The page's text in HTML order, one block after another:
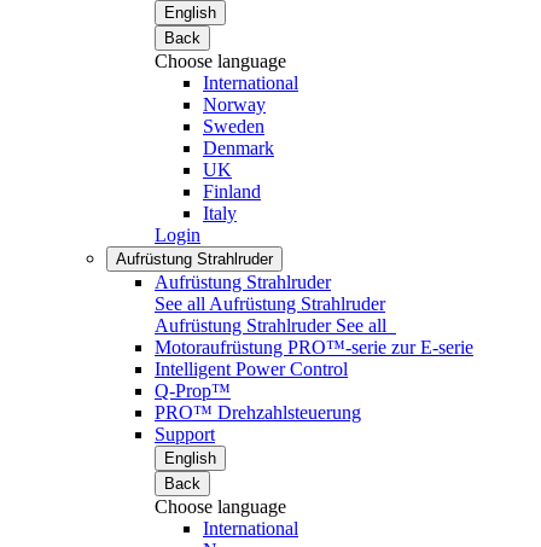
English
Back
Choose language
International
Norway
Sweden
Denmark
UK
Finland
Italy
Login
Aufrüstung Strahlruder
Aufrüstung Strahlruder
See all Aufrüstung Strahlruder
Aufrüstung Strahlruder See all
Motoraufrüstung PRO™-serie zur E-serie
Intelligent Power Control
Q-Prop™
PRO™ Drehzahlsteuerung
Support
English
Back
Choose language
International